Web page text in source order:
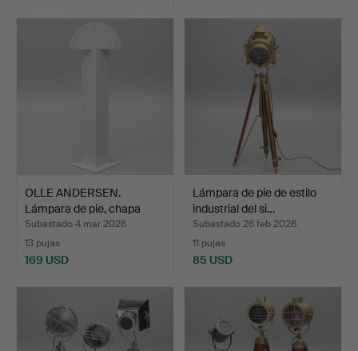
OLLE ANDERSEN.
Lámpara de pie, chapa
lacad…
Subastado 4 mar 2026
13 pujas
169 USD
Lámpara de pie de estilo
industrial del si…
Subastado 26 feb 2026
11 pujas
85 USD